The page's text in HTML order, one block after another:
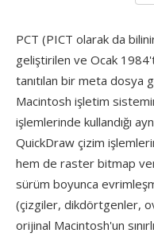
PCT (PICT olarak da
geliştirilen ve Ocak
tanıtılan bir meta dosya
Macintosh işletim
işlemlerinde kullandığı
QuickDraw çizim
hem de raster bitmap
sürüm boyunca
(çizgiler, dikdörtgenler,
orijinal Macintosh'un